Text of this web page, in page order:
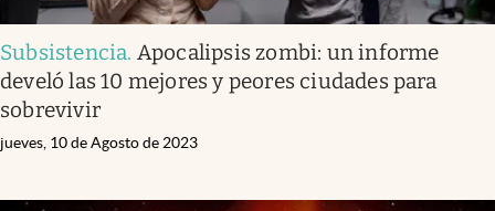
Subsistencia. Apocalipsis zombi: un informe
develó las 10 mejores y peores ciudades para
sobrevivir
jueves, 10 de Agosto de 2023